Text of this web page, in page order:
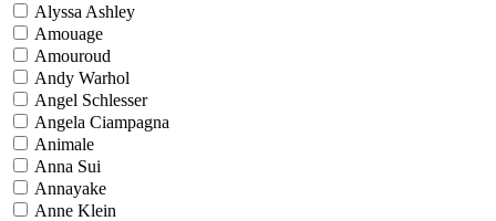
Alyssa Ashley
Amouage
Amouroud
Andy Warhol
Angel Schlesser
Angela Ciampagna
Animale
Anna Sui
Annayake
Anne Klein